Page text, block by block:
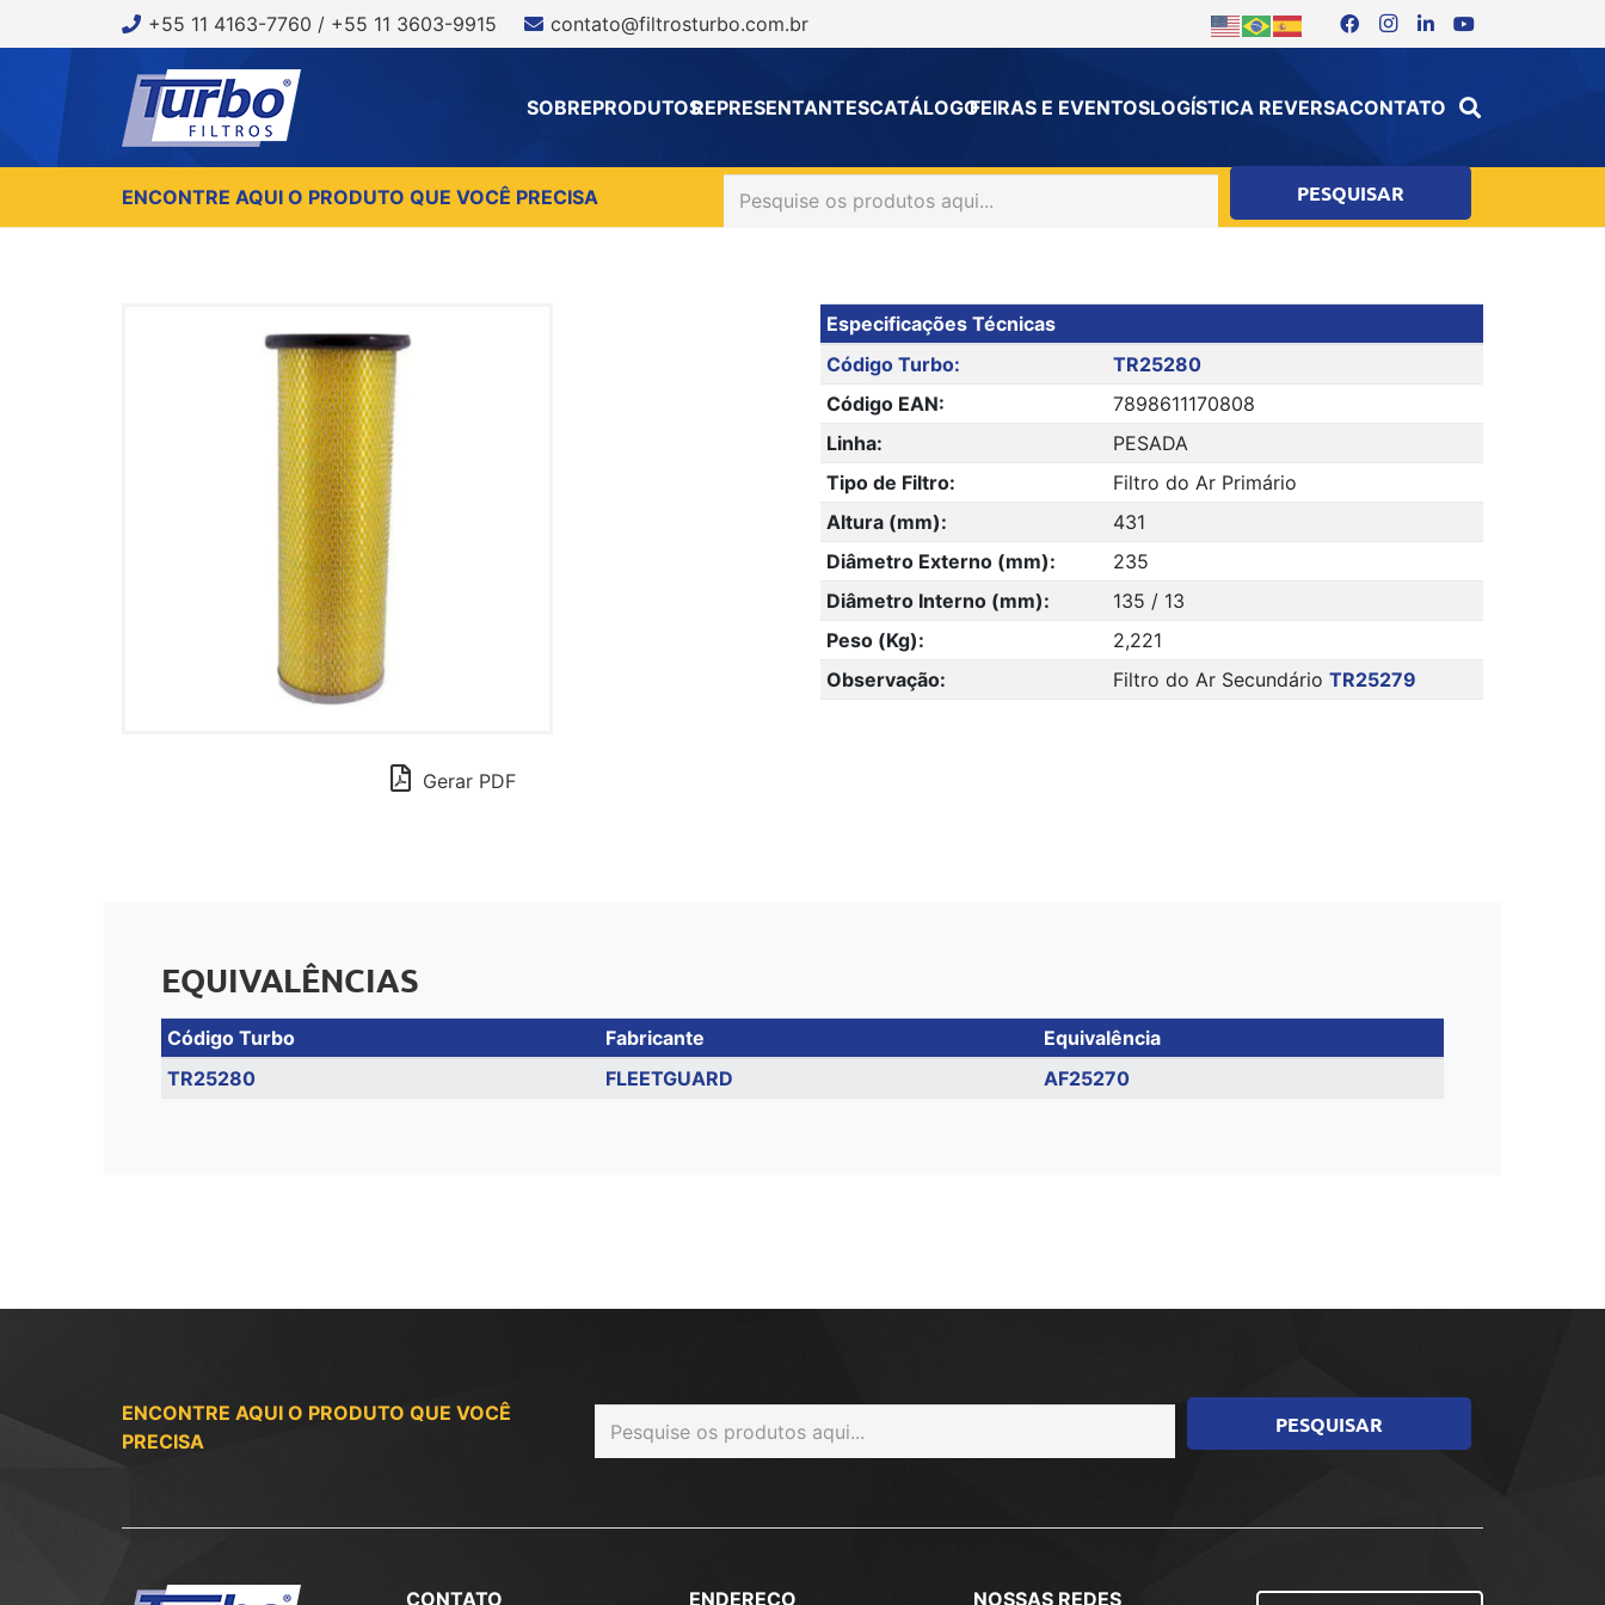
+55 11 4163-7760 / +55 11 3603-9915 contato@filtrosturbo.com.br
SOBREPRODUTOSREPRESENTANTESCATÁLOGOFEIRAS E EVENTOSLOGÍSTICA REVERSACONTATO
ENCONTRE AQUI O PRODUTO QUE VOCÊ PRECISA
Gerar PDF
Especificações Técnicas
Código Turbo:
TR25280
Código EAN:
7898611170808
Linha:
PESADA
Tipo de Filtro:
Filtro do Ar Primário
Altura (mm):
431
Diâmetro Externo (mm):
235
Diâmetro Interno (mm):
135 / 13
Peso (Kg):
2,221
Observação:
Filtro do Ar Secundário TR25279
EQUIVALÊNCIAS
Código Turbo Fabricante
Equivalência
TR25280
FLEETGUARD AF25270
ENCONTRE AQUI O PRODUTO QUE VOCÊ
PRECISA
CONTATO ENDEREÇO NOSSAS REDES